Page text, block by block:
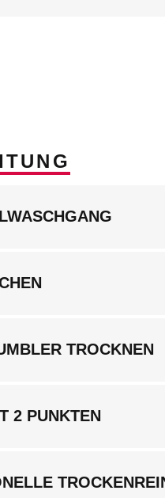
TROCKNEN
2 PUNKTEN